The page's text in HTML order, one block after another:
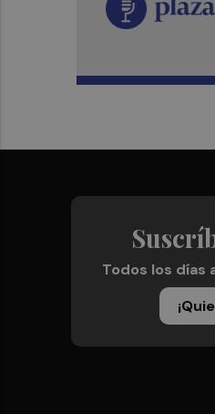
Todos los días